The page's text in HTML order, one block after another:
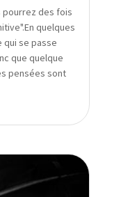
pourrez des fois
quelques
se passe
que quelque
pensées sont